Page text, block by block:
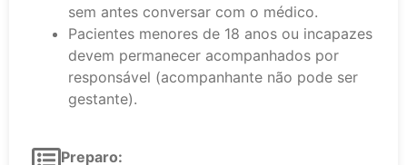
sem antes conversar com o médico.
Pacientes menores de 18 anos ou incapazes
devem permanecer acompanhados por
responsável (acompanhante não pode ser
gestante).
Preparo: